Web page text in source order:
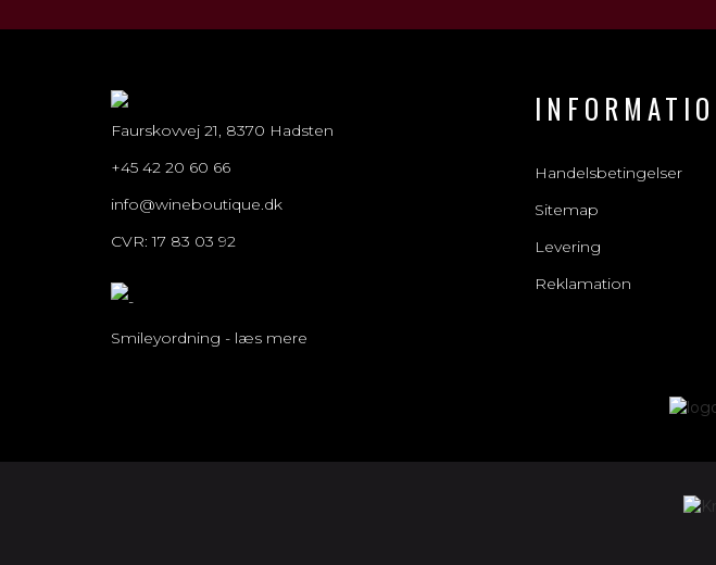
Faurskovvej 21, 8370 Hadsten
+45 42 20 60 66
info@wineboutique.dk
CVR: 17 83 03 92
Smileyordning - læs mere
Handelsbetingelser
Sitemap
Levering
Reklamation